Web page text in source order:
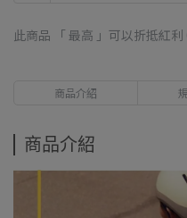
此商品 「 最高 」可以折抵紅利
商品介紹
商品介紹